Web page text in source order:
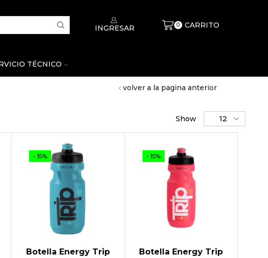
INGRESAR 0 CARRITO
TÉCNICO
volver a la pagina anterior
Show
- 15%
Botella Energy Trip
- 15%
Botella Energy Trip